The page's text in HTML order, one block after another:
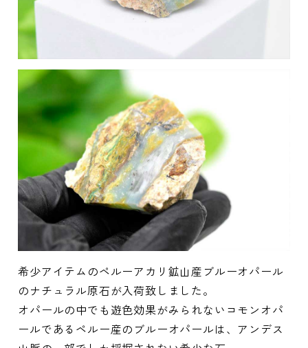
希少アイテムのペルーアカリ鉱山産ブルーオパール
のナチュラル原石が入荷致しました。
オパールの中でも遊色効果がみられないコモンオパ
ールであるペルー産のブルーオパールは、アンデス